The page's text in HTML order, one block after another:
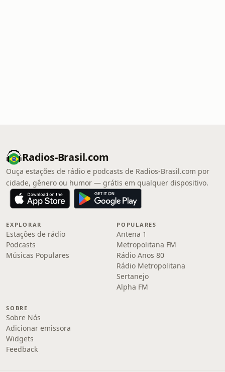
Radios-Brasil.com
Ouça estações de rádio e podcasts de Radios-Brasil.com por
cidade, gênero ou humor — grátis em qualquer dispositivo.
EXPLORAR
Estações de rádio
Podcasts
Músicas Populares
POPULARES
Antena 1
Metropolitana FM
Rádio Anos 80
Rádio Metropolitana
Sertanejo
Alpha FM
SOBRE
Sobre Nós
Adicionar emissora
Widgets
Feedback